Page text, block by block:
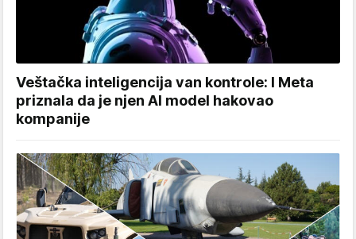
Veštačka inteligencija van kontrole: I Meta
priznala da je njen AI model hakovao
kompanije